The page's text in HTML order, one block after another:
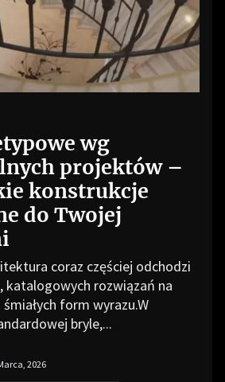
wg
projektów –
konstrukcje
do Twojej
coraz częściej odchodzi
katalogowych rozwiązań na
form wyrazu.W
bryle,...
2026